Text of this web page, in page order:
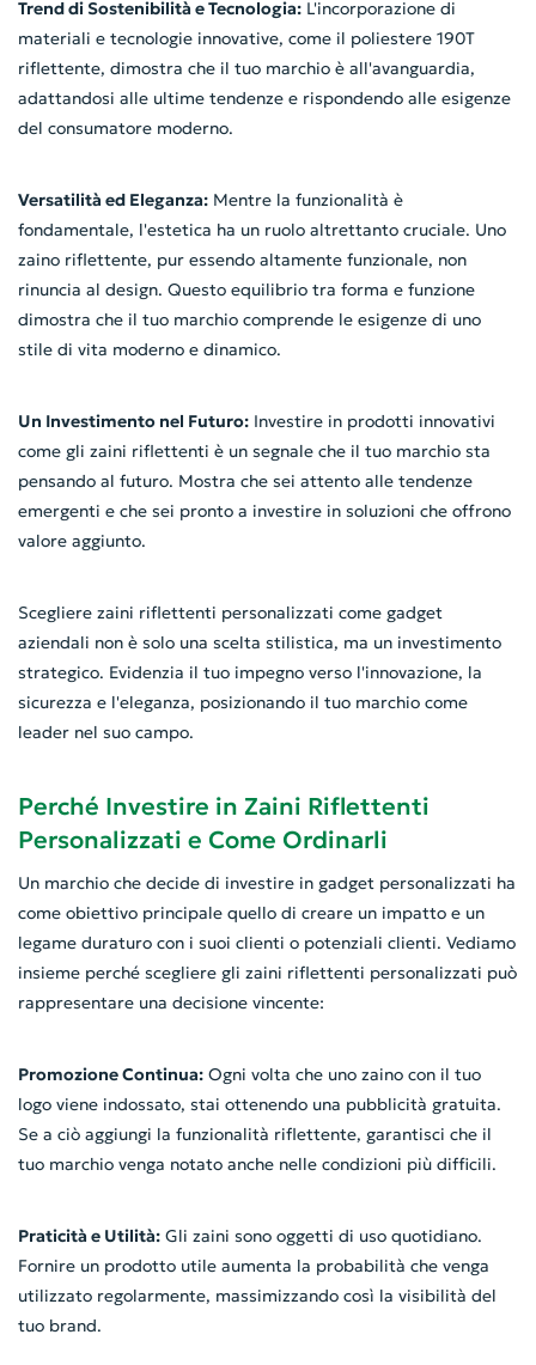
Trend di Sostenibilità e Tecnologia: L'incorporazione di
materiali e tecnologie innovative, come il poliestere 190T
riflettente, dimostra che il tuo marchio è all'avanguardia,
adattandosi alle ultime tendenze e rispondendo alle esigenze
del consumatore moderno.
Versatilità ed Eleganza: Mentre la funzionalità è
fondamentale, l'estetica ha un ruolo altrettanto cruciale. Uno
zaino riflettente, pur essendo altamente funzionale, non
rinuncia al design. Questo equilibrio tra forma e funzione
dimostra che il tuo marchio comprende le esigenze di uno
stile di vita moderno e dinamico.
Un Investimento nel Futuro: Investire in prodotti innovativi
come gli zaini riflettenti è un segnale che il tuo marchio sta
pensando al futuro. Mostra che sei attento alle tendenze
emergenti e che sei pronto a investire in soluzioni che offrono
valore aggiunto.
Scegliere zaini riflettenti personalizzati come gadget
aziendali non è solo una scelta stilistica, ma un investimento
strategico. Evidenzia il tuo impegno verso l'innovazione, la
sicurezza e l'eleganza, posizionando il tuo marchio come
leader nel suo campo.
Perché Investire in Zaini Riflettenti
Personalizzati e Come Ordinarli
Un marchio che decide di investire in gadget personalizzati ha
come obiettivo principale quello di creare un impatto e un
legame duraturo con i suoi clienti o potenziali clienti. Vediamo
insieme perché scegliere gli zaini riflettenti personalizzati può
rappresentare una decisione vincente:
Promozione Continua: Ogni volta che uno zaino con il tuo
logo viene indossato, stai ottenendo una pubblicità gratuita.
Se a ciò aggiungi la funzionalità riflettente, garantisci che il
tuo marchio venga notato anche nelle condizioni più difficili.
Praticità e Utilità: Gli zaini sono oggetti di uso quotidiano.
Fornire un prodotto utile aumenta la probabilità che venga
utilizzato regolarmente, massimizzando così la visibilità del
tuo brand.